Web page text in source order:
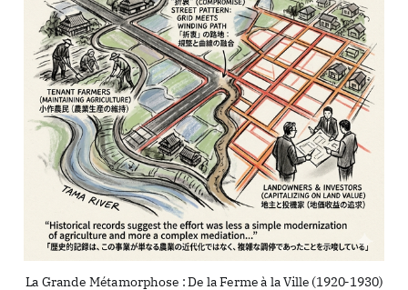
La Grande Métamorphose : De la Ferme à la Ville (1920-1930)